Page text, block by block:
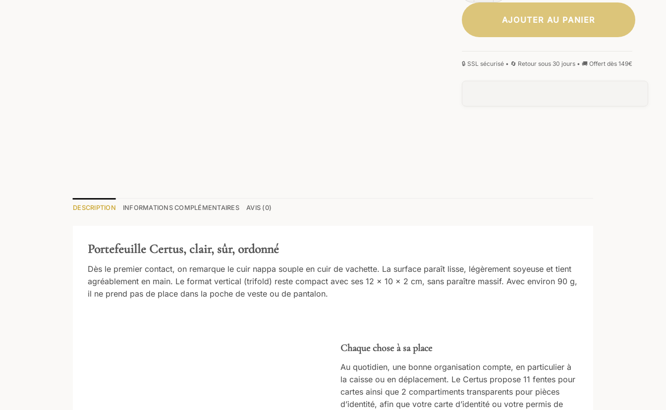
AJOUTER AU PANIER
DESCRIPTION INFORMATIONS COMPLÉMENTAIRES AVIS (0)
Portefeuille Certus, clair, sûr, ordonné
Dès le premier contact, on remarque le cuir nappa souple en cuir de vachette. La surface paraît lisse, légèrement soyeuse et tient
agréablement en main. Le format vertical (trifold) reste compact avec ses 12 × 10 × 2 cm, sans paraître massif. Avec environ 90 g,
il ne prend pas de place dans la poche de veste ou de pantalon.
Chaque chose à sa place
Au quotidien, une bonne organisation compte, en particulier à
la caisse ou en déplacement. Le Certus propose 11 fentes pour
cartes ainsi que 2 compartiments transparents pour pièces
d’identité, afin que votre carte d’identité ou votre permis de